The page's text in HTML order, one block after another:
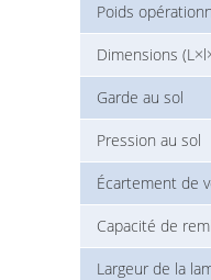
Poids
Dimensions
Garde au sol
Pression au sol
Écartement de
Capacité de
Largeur de la